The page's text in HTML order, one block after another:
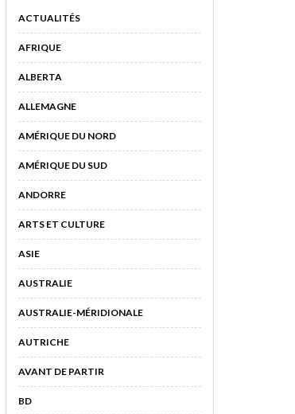
ACTUALITÉS
AFRIQUE
ALBERTA
ALLEMAGNE
AMÉRIQUE DU NORD
AMÉRIQUE DU SUD
ANDORRE
ARTS ET CULTURE
ASIE
AUSTRALIE
AUSTRALIE-MÉRIDIONALE
AUTRICHE
AVANT DE PARTIR
BD